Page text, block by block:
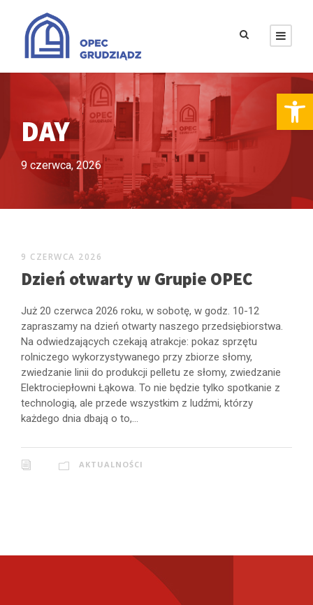
Otwórz pasek narzędzi
DAY
9 czerwca, 2026
9 CZERWCA 2026
Dzień otwarty w Grupie OPEC
Już 20 czerwca 2026 roku, w sobotę, w godz. 10-12
zapraszamy na dzień otwarty naszego przedsiębiorstwa.
Na odwiedzających czekają atrakcje: pokaz sprzętu
rolniczego wykorzystywanego przy zbiorze słomy,
zwiedzanie linii do produkcji pelletu ze słomy, zwiedzanie
Elektrociepłowni Łąkowa. To nie będzie tylko spotkanie z
technologią, ale przede wszystkim z ludźmi, którzy
każdego dnia dbają o to,...
AKTUALNOŚCI